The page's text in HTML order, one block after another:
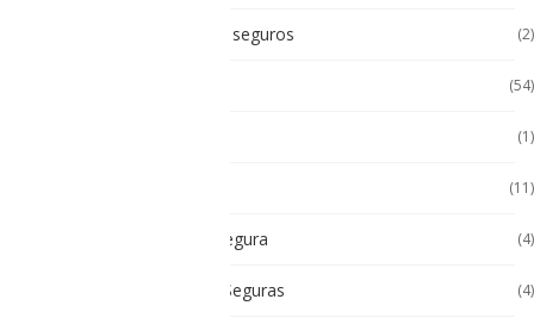
Accesorios Intrínsicamente seguros (2)
(54)
(1)
(11)
Cámara Intrínsecamente Segura (4)
Cámaras Intrínsecamente Seguras (4)